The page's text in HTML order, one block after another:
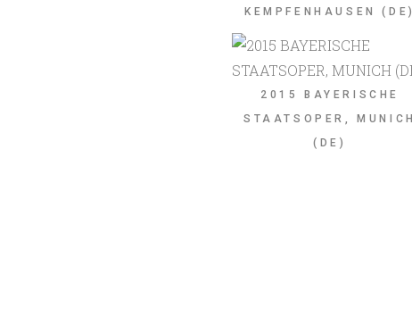
KEMPFENHAUSEN (DE)
2015 BAYERISCHE
STAATSOPER, MUNICH
(DE)